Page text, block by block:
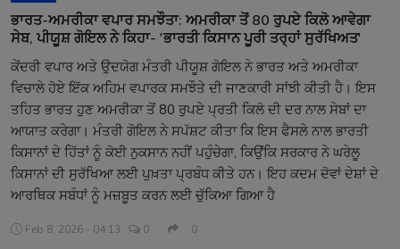
Home
Punjabi Podcast
Kitaab Kahani
Gallery
Sponsors
ਭਾਰਤ-ਅਮਰੀਕਾ ਵਪਾਰ ਸਮਝੌਤਾ: ਅਮਰੀਕਾ ਤੋਂ 80 ਰੁਪਏ ਕਿਲੋ ਆਵੇਗਾ
ਸੇਬ, ਪੀਯੂਸ਼ ਗੋਇਲ ਨੇ ਕਿਹਾ- 'ਭਾਰਤੀ ਕਿਸਾਨ ਪੂਰੀ ਤਰ੍ਹਾਂ ਸੁਰੱਖਿਅਤ'
ਕੇਂਦਰੀ ਵਪਾਰ ਅਤੇ ਉਦਯੋਗ ਮੰਤਰੀ ਪੀਯੂਸ਼ ਗੋਇਲ ਨੇ ਭਾਰਤ ਅਤੇ ਅਮਰੀਕਾ
ਵਿਚਾਲੇ ਹੋਏ ਇੱਕ ਅਹਿਮ ਵਪਾਰਕ ਸਮਝੌਤੇ ਦੀ ਜਾਣਕਾਰੀ ਸਾਂਝੀ ਕੀਤੀ ਹੈ। ਇਸ
ਤਹਿਤ ਭਾਰਤ ਹੁਣ ਅਮਰੀਕਾ ਤੋਂ 80 ਰੁਪਏ ਪ੍ਰਤੀ ਕਿਲੋ ਦੀ ਦਰ ਨਾਲ ਸੇਬਾਂ ਦਾ
ਆਯਾਤ ਕਰੇਗਾ। ਮੰਤਰੀ ਗੋਇਲ ਨੇ ਸਪੱਸ਼ਟ ਕੀਤਾ ਕਿ ਇਸ ਫੈਸਲੇ ਨਾਲ ਭਾਰਤੀ
ਕਿਸਾਨਾਂ ਦੇ ਹਿੱਤਾਂ ਨੂੰ ਕੋਈ ਨੁਕਸਾਨ ਨਹੀਂ ਪਹੁੰਚੇਗਾ, ਕਿਉਂਕਿ ਸਰਕਾਰ ਨੇ ਘਰੇਲੂ
ਕਿਸਾਨਾਂ ਦੀ ਸੁਰੱਖਿਆ ਲਈ ਪੁਖ਼ਤਾ ਪ੍ਰਬੰਧ ਕੀਤੇ ਹਨ। ਇਹ ਕਦਮ ਦੋਵਾਂ ਦੇਸ਼ਾਂ ਦੇ
ਆਰਥਿਕ ਸਬੰਧਾਂ ਨੂੰ ਮਜ਼ਬੂਤ ਕਰਨ ਲਈ ਚੁੱਕਿਆ ਗਿਆ ਹੈ
Feb 8, 2026 - 04:13 0 0